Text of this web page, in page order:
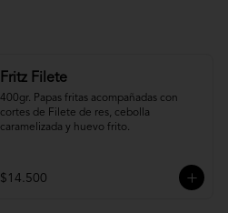
Fritz Filete
400gr. Papas fritas acompañadas con
cortes de Filete de res, cebolla
caramelizada y huevo frito.
$14.500